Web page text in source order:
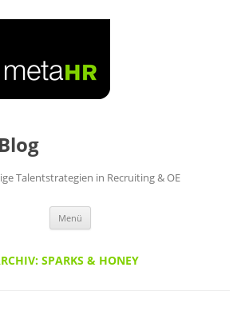
Talentstrategien in Recruiting & OE
Menü
SPARKS & HONEY